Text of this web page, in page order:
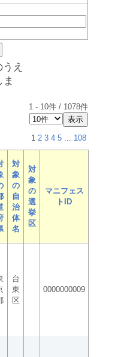
え
1 - 10件 / 1078件
1 2 3 4 5 ... 108
対
象
の
自
治
体
名
対
象
の
選
挙
区
マニフェス
トID
台
東
区
0000000009